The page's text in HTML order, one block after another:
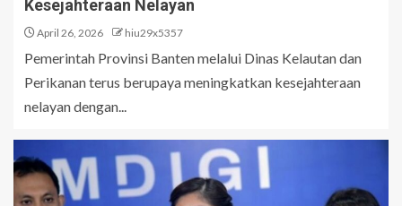
Kesejahteraan Nelayan
April 26, 2026 hiu29x5357
Pemerintah Provinsi Banten melalui Dinas Kelautan dan
Perikanan terus berupaya meningkatkan kesejahteraan
nelayan dengan...